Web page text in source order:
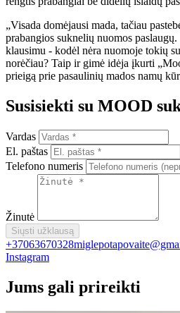
„Visada domėjausi mada, tačiau
prabangios suknelių nuomos
klausimu - kodėl nėra nuomoje tokių
norėčiau? Taip ir gimė idėja įkurti
prieigą prie pasaulinių mados namų
Susisiekti su MOOD
Vardas
El. paštas
Telefono numeris
Žinutė
Siųsti užklausą
+37063670328
Instagram
Jums gali prireikti